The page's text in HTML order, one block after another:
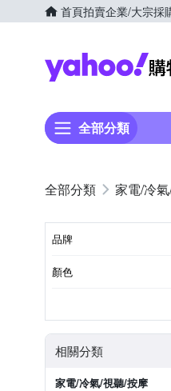
首頁拍賣企業/大宗採
全部分類
家電/冷
品牌
顏色
相關分類
家電/冷氣/視聽/按摩